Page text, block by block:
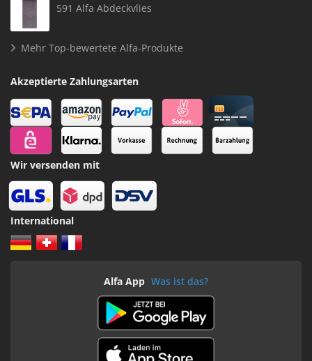
591 Alfa Abdeckvlies
Mehr Top-bewertete Alfa-Produkte
Akzeptierte Zahlungsarten
Wir versenden mit
International
Alfa App Was ist das?